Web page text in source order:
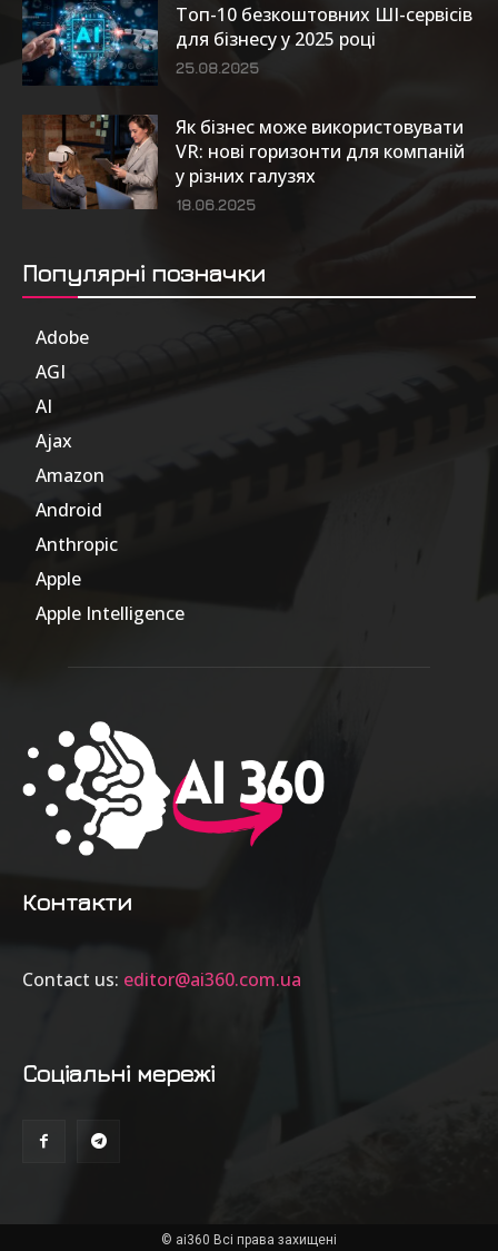
Топ-10 безкоштовних ШІ-сервісів
для бізнесу у 2025 році
25.08.2025
Як бізнес може використовувати
VR: нові горизонти для компаній
у різних галузях
18.06.2025
Популярні позначки
Adobe
AGI
AI
Ajax
Amazon
Android
Anthropic
Apple
Apple Intelligence
Контакти
Contact us: editor@ai360.com.ua
Соціальні мережі
© ai360 Всі права захищені